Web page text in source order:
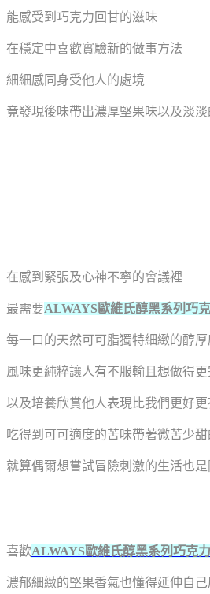
能感受到巧克力回甘的滋味
在穩定中喜歡實驗新的做事方法
細細感同身受他人的處境
竟發現後味帶出濃厚堅果味以及淡
在感到緊張及心神不寧的會議裡
最需要ALWAYS歐維氏醇黑系列巧
每一口的天然可可脂獨特細緻的醇厚
風味更純粹讓人有不服輸且想做得
以及培養欣賞他人表現比我們更好
吃得到可可適度的苦味帶著微苦少
就算偶爾想嘗試冒險刺激的生活也是
喜歡ALWAYS歐維氏醇黑系列巧克
濃郁細緻的堅果香氣也懂得延伸自